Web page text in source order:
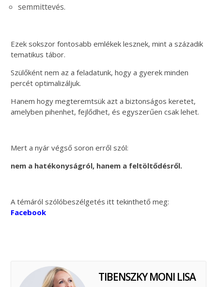
semmittevés.
Ezek sokszor fontosabb emlékek lesznek, mint a századik
tematikus tábor.
Szülőként nem az a feladatunk, hogy a gyerek minden
percét optimalizáljuk.
Hanem hogy megteremtsük azt a biztonságos keretet,
amelyben pihenhet, fejlődhet, és egyszerűen csak lehet.
Mert a nyár végső soron erről szól:
nem a hatékonyságról, hanem a feltöltődésről.
A témáról szólóbeszélgetés itt tekinthető meg:
Facebook
TIBENSZKY MONI LISA